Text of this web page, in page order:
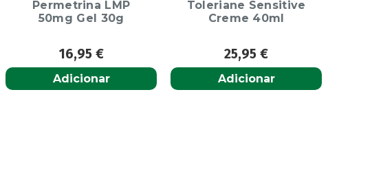
Permetrina LMP
50mg Gel 30g
16,95 €
Adicionar
Toleriane Sensitive
Creme 40ml
25,95€
Adicionar